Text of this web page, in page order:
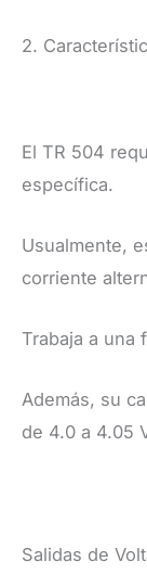
2.
El TR 504
específica.
Usualmente,
corriente
Trabaja a una
Además, su
de 4.0 a 4.05
Salidas de